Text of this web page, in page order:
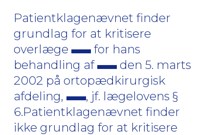
Patientklagenævnet finder
grundlag for at kritisere
overlæge
for hans
behandling af
den 5. marts
2002 på ortopædkirurgisk
afdeling,
, jf. lægelovens §
6.Patientklagenævnet finder
ikke grundlag for at kritisere